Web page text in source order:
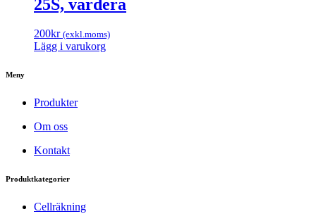
25S, vardera
200kr (exkl.moms)
Lägg i varukorg
Meny
Produkter
Om oss
Kontakt
Produktkategorier
Cellräkning